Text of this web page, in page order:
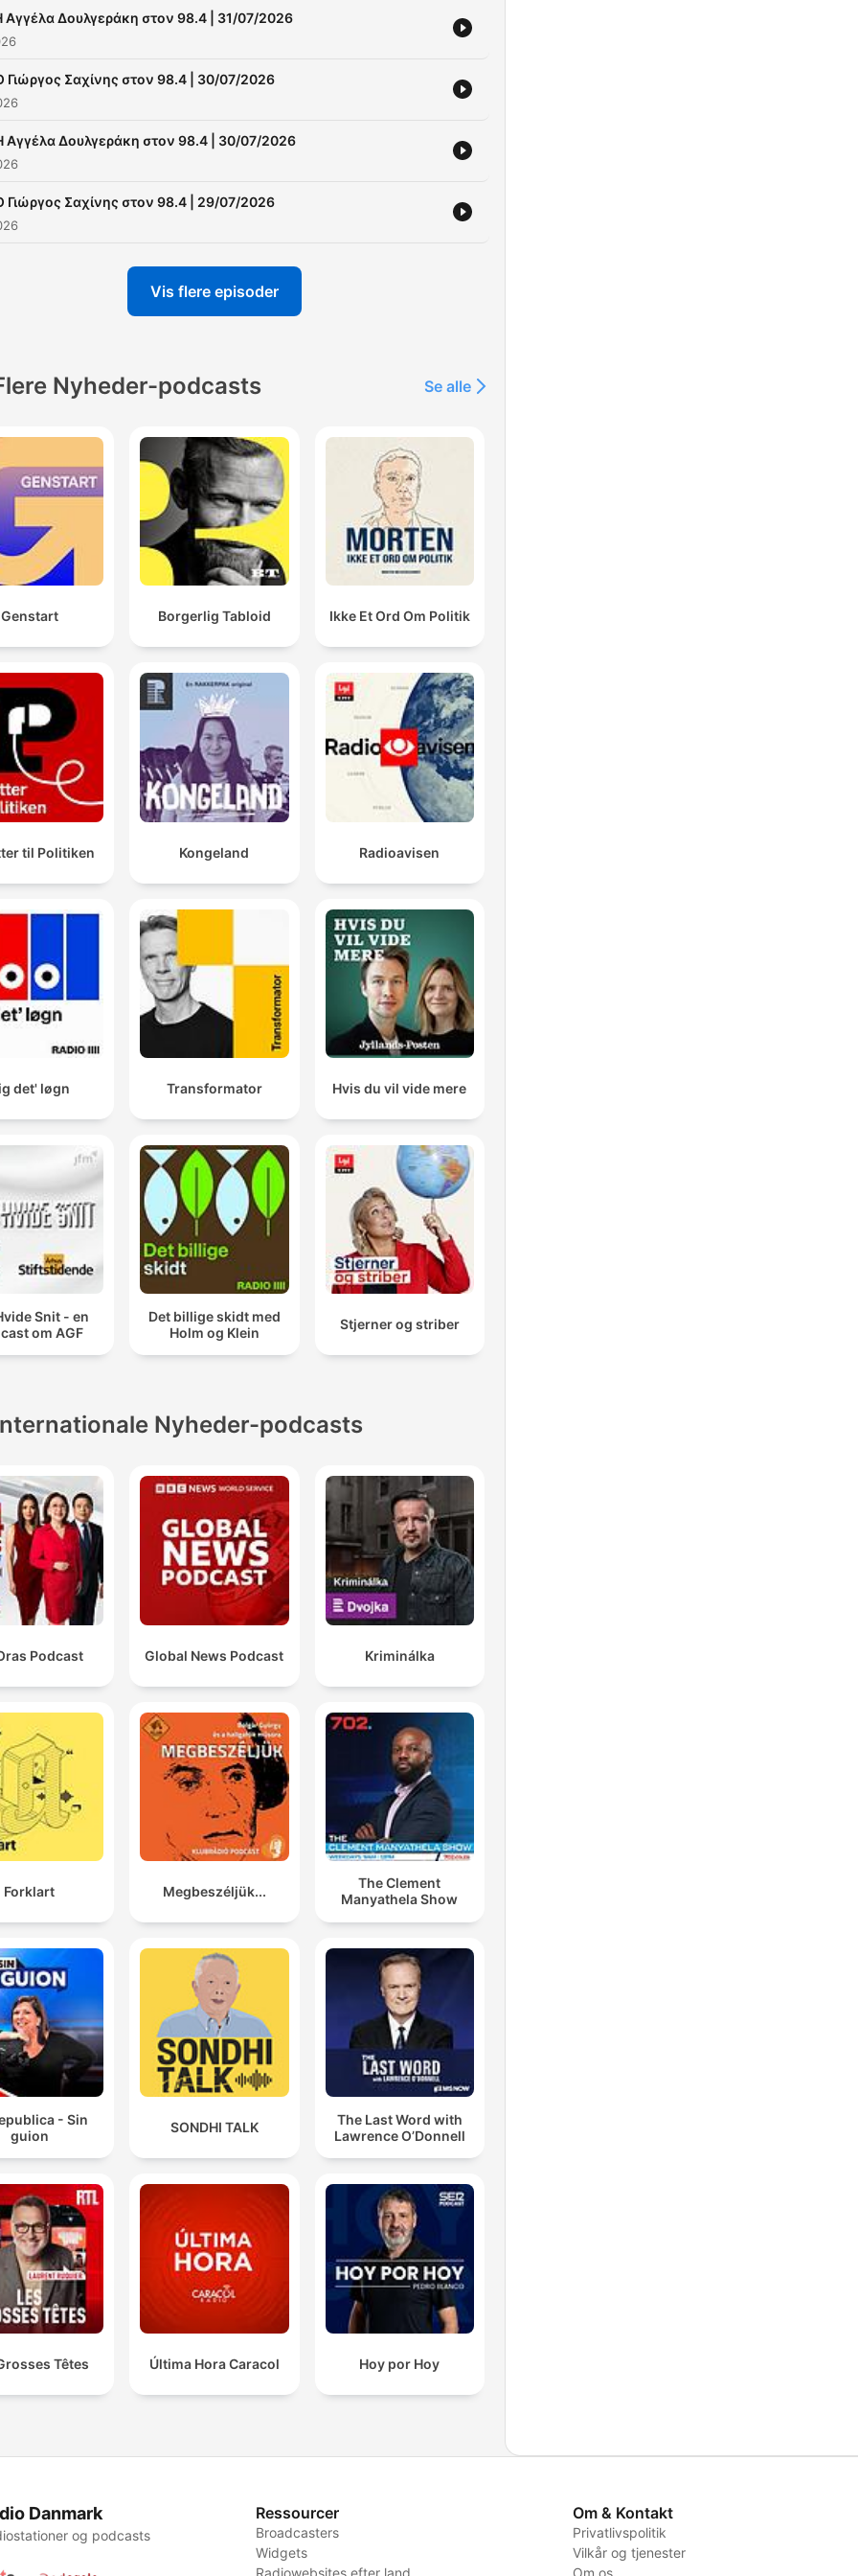
Αγγέλα Δουλγεράκη στον 98.4 | 31/07/2026
Γιώργος Σαχίνης στον 98.4 | 30/07/2026
Αγγέλα Δουλγεράκη στον 98.4 | 30/07/2026
Γιώργος Σαχίνης στον 98.4 | 29/07/2026
Vis flere episoder
Nyheder-podcasts Se alle
Genstart Borgerlig Tabloid Ikke Et Ord Om Politik
til Politiken Kongeland Radioavisen
det' løgn Transformator Hvis du vil vide mere
Snit - en
om AGF
Det billige skidt med
Holm og Klein
Stjerner og striber
Nyheder-podcasts
Podcast Global News Podcast Kriminálka
Forklart Megbeszéljük...
The Clement
Manyathela Show
- Sin
guion
SONDHI TALK
The Last Word with
Lawrence O’Donnell
Têtes Última Hora Caracol Hoy por Hoy
Danmark
og podcasts
Ressourcer
Broadcasters
Widgets
Radiowebsites efter land
Om & Kontakt
Privatlivspolitik
Vilkår og tjenester
Om os